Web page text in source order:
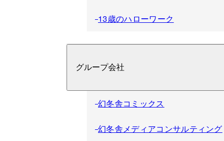
13歳のハローワーク
グループ会社
幻冬舎コミックス
幻冬舎メディアコンサルティング